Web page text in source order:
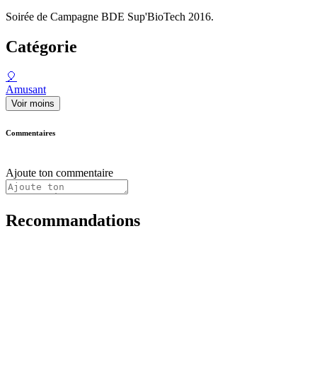
Soirée de Campagne BDE Sup'BioTech 2016.
Catégorie
🎈
Amusant
Voir moins
Commentaires
Ajoute ton commentaire
Recommandations